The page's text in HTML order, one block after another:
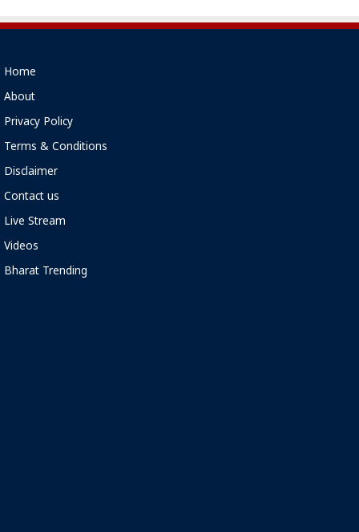
Home
About
Privacy Policy
Terms & Conditions
Disclaimer
Contact us
Live Stream
Videos
Bharat Trending